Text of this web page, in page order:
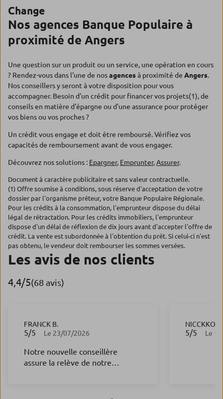
Change
Nos agences Banque Populaire à
proximité de Angers
Une question sur un produit ou un service, une opération en cours
? Rendez-vous dans l'une de nosagencesà proximité de Angers.
Nos conseillers y seront à votre disposition pour vous
accompagner. Besoin d'un crédit pour financer vos projets(1), de
conseils en matière d'épargne ou d'une assurance pour protéger
vos biens ou vos proches ?
Un crédit vous engage et doit être remboursé. Vérifiez vos
capacités de remboursement avant de vous engager.
Découvrez nos solutions : Epargner, Emprunter,Assurer.
Document à caractère publicitaire et sans valeur contractuelle.
(1) Offre soumise à conditions, sous réserve d'acceptation de votre
dossier par l'organisme prêteur, votre Banque Populaire Régionale.
Pour les crédits à la consommation, l'emprunteur dispose du délai
légal de rétractation. Pour les crédits immobiliers, l'emprunteur
dispose d'un délai de réflexion de dix jours avant d'accepter l'offre de
crédit. La vente est subordonnée à l'obtention du prêt. Si celui-ci n'est
pas obtenu, le vendeur doit rembourser les sommes versées.
Les avis de nos clients
4,4/5 Note de 4.4 sur 5
(68 avis)
5/5 Note de 5 sur 5
Le 23/07/2026
Notre nouvelle conseillère
assure la relève de notre
FRANCK B.
5/5 Note de 5
Le
NICCKKO 4.